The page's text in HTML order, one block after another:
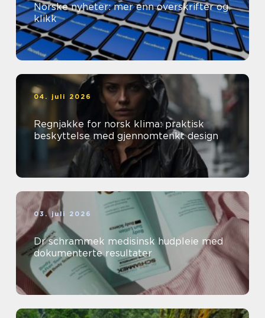
Norske nyheter: mer enn overskrifter og
klikk
04. juli 2026
Regnjakke for norsk klima: praktisk
beskyttelse med gjennomtenkt design
03. juli 2026
Dr schrammek medisinsk hudpleie med
dokumenterte resultater